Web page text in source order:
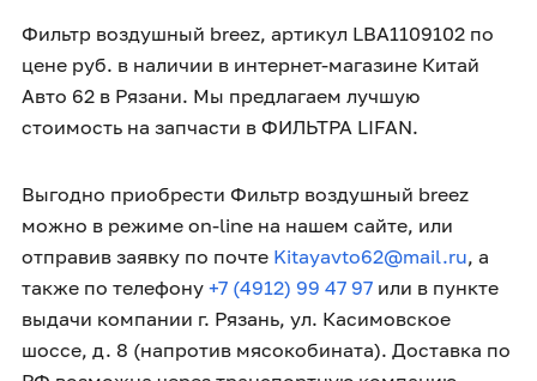
Фильтр воздушный breez, артикул LBA1109102 по
цене руб. в наличии в интернет-магазине Китай
Авто 62 в Рязани. Мы предлагаем лучшую
стоимость на запчасти в ФИЛЬТРА LIFAN.
Выгодно приобрести Фильтр воздушный breez
можно в режиме on-line на нашем сайте, или
отправив заявку по почте Kitayavto62@mail.ru, а
также по телефону +7 (4912) 99 47 97 или в пункте
выдачи компании г. Рязань, ул. Касимовское
шоссе, д. 8 (напротив мясокобината). Доставка по